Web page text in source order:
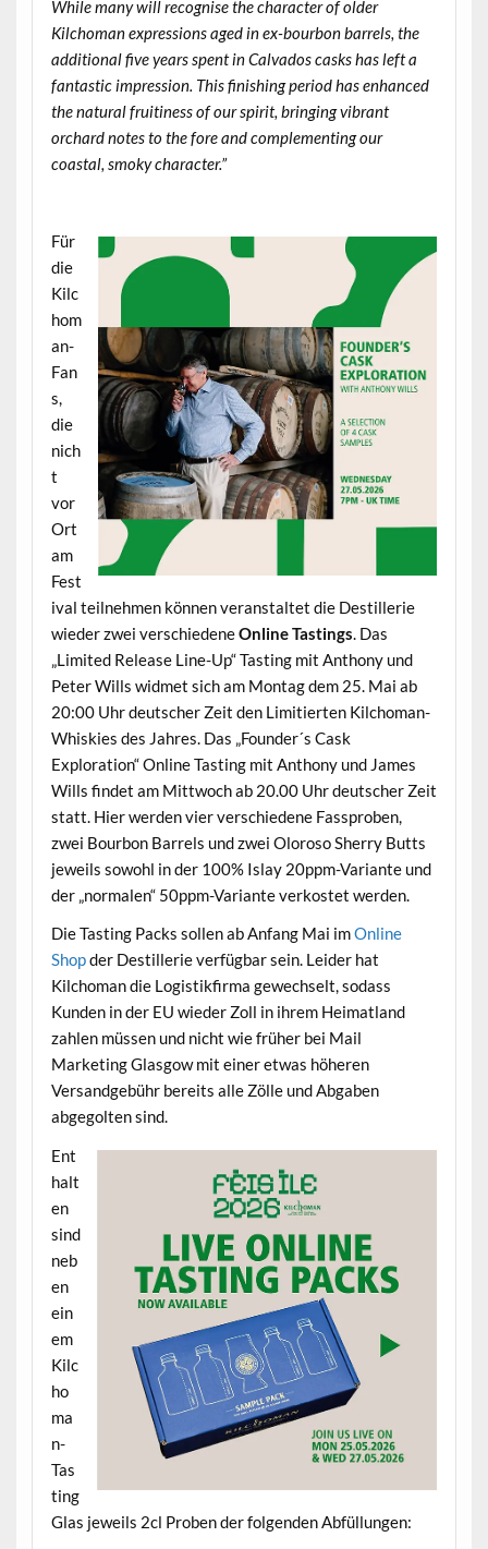
While many will recognise the character of older
Kilchoman expressions aged in ex-bourbon barrels, the
additional five years spent in Calvados casks has left a
fantastic impression. This finishing period has enhanced
the natural fruitiness of our spirit, bringing vibrant
orchard notes to the fore and complementing our
coastal, smoky character.”
Für
die
Kilc
hom
an-
Fan
s,
die
nich
t
vor
Ort
am
Fest
ival teilnehmen können veranstaltet die Destillerie
wieder zwei verschiedeneOnline Tastings. Das
„Limited Release Line-Up“ Tasting mit Anthony und
Peter Wills widmet sich am Montag dem 25. Mai ab
20:00 Uhr deutscher Zeit den Limitierten Kilchoman-
Whiskies des Jahres. Das „Founder´s Cask
Exploration“ Online Tasting mit Anthony und James
Wills findet am Mittwoch ab 20.00 Uhr deutscher Zeit
statt. Hier werden vier verschiedene Fassproben,
zwei Bourbon Barrels und zwei Oloroso Sherry Butts
jeweils sowohl in der 100% Islay 20ppm-Variante und
der „normalen“ 50ppm-Variante verkostet werden.
Die Tasting Packs sollen ab Anfang Mai imOnline
Shopder Destillerie verfügbar sein. Leider hat
Kilchoman die Logistikfirma gewechselt, sodass
Kunden in der EU wieder Zoll in ihrem Heimatland
zahlen müssen und nicht wie früher bei Mail
Marketing Glasgow mit einer etwas höheren
Versandgebühr bereits alle Zölle und Abgaben
abgegolten sind.
Ent
halt
en
sind
neb
en
ein
em
Kilc
ho
ma
n-
Tas
ting
Glas jeweils 2cl Proben der folgenden Abfüllungen: